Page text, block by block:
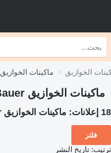
ماكينات الخوازيق
ماكينات الخوازيق Bauer
18 إعلانات: ماكينات الخوازيق Bauer
فلتر
ترتيب: تاريخ النشر